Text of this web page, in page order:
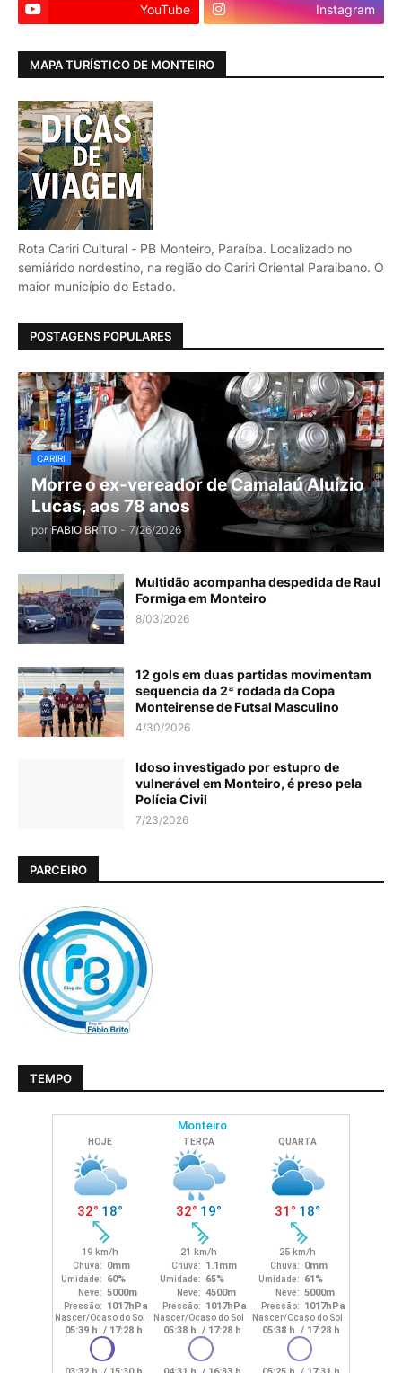
YouTube Instagram
MAPA TURÍSTICO DE MONTEIRO
Rota Cariri Cultural - PB Monteiro, Paraíba. Localizado no
semiárido nordestino, na região do Cariri Oriental Paraibano. O
maior município do Estado.
POSTAGENS POPULARES
CARIRI
Morre o ex-vereador de Camalaú Aluízio
Lucas, aos 78 anos
por FABIO BRITO - 7/26/2026
Multidão acompanha despedida de Raul
Formiga em Monteiro
8/03/2026
12 gols em duas partidas movimentam
sequencia da 2ª rodada da Copa
Monteirense de Futsal Masculino
4/30/2026
Idoso investigado por estupro de
vulnerável em Monteiro, é preso pela
Polícia Civil
7/23/2026
PARCEIRO
TEMPO